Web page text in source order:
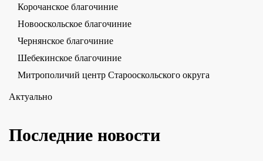
Корочанское благочиние
Новооскольское благочиние
Чернянское благочиние
Шебекинское благочиние
Митрополичий центр Старооскольского округа
Актуально
Последние новости